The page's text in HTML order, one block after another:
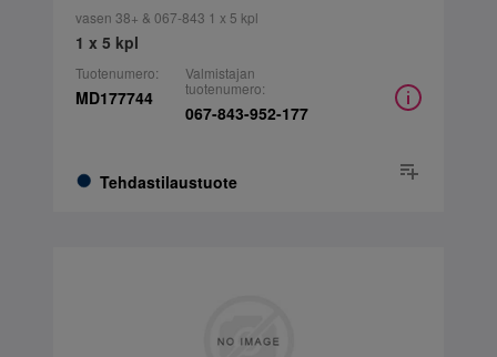
vasen 38+ & 067-843 1 x 5 kpl
1 x 5 kpl
Tuotenumero:
MD177744
Tehdastilaustuote
Valmistajan
tuotenumero:
067-843-952-177